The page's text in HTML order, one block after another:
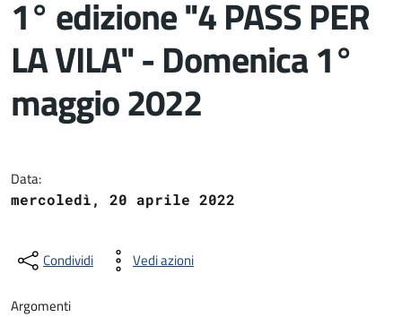
1° edizione "4 PASS PER
LA VILA" - Domenica 1°
maggio 2022
Data:
mercoledì, 20 aprile 2022
Condividi Vedi azioni
Argomenti